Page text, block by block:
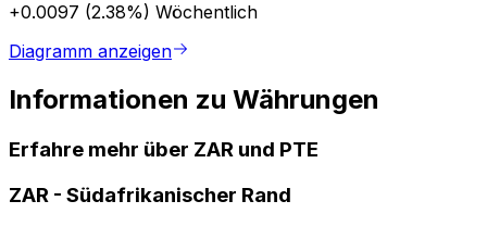
+0.0097 (2.38%) Wöchentlich
Diagramm anzeigen
Informationen zu Währungen
Erfahre mehr über ZAR und PTE
ZAR - Südafrikanischer Rand